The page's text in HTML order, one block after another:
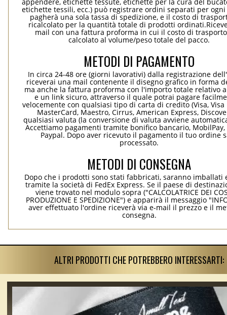
etichette tessili, ecc.) può registrare ordini separati per
pagherà una sola tassa di spedizione, e il costo di
ricalcolato per la quantità totale di prodotti
mail con una fattura proforma in cui il costo di
calcolato al volume/peso totale del pacco.
METODI DI PAGAMENTO
In circa 24-48 ore (giorni lavorativi) dalla registrazione
riceverai una mail contenente il disegno grafico in forma
ma anche la fattura proforma con l'importo totale relativo
e un link sicuro, attraverso il quale potrai pagare
velocemente con qualsiasi tipo di carta di credito (Visa, Visa
MasterCard, Maestro, Cirrus, American Express,
qualsiasi valuta (la conversione di valuta avviene
Accettiamo pagamenti tramite bonifico bancario, MobilPay,
Paypal. Dopo aver ricevuto il pagamento il tuo ordine
processato.
METODI DI CONSEGNA
Dopo che i prodotti sono stati fabbricati, saranno imballati
tramite la società di FedEx Express. Se il paese di
viene trovato nel modulo sopra ("CALCOLATRICE DEI
PRODUZIONE E SPEDIZIONE") e apparirà il messaggio
aver effettuato l'ordine riceverà via e-mail il prezzo e il
consegna.
ALTRI PRODOTTI CHE POTREBBERO INTERESSARTI: